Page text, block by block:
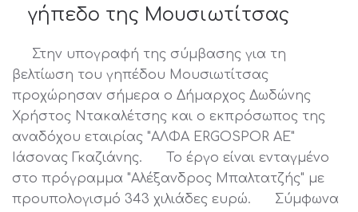
γήπεδο της Μουσιωτίτσας
Στην υπογραφή της σύμβασης για τη
βελτίωση του γηπέδου Μουσιωτίτσας
προχώρησαν σήμερα ο Δήμαρχος Δωδώνης
Χρήστος Ντακαλέτσης και ο εκπρόσωπος της
αναδόχου εταιρίας "ΑΛΦΑ ERGOSPOR AE"
Ιάσονας Γκαζιάνης. Το έργο είναι ενταγμένο
στο πρόγραμμα "Αλέξανδρος Μπαλτατζής" με
προυπολογισμό 343 χιλιάδες ευρώ. Σύμφωνα